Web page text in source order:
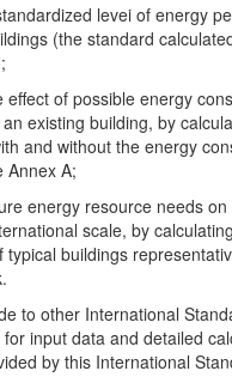
levei of energy
(the standard
effect of possible energy
existing building, by
and without the energy
Annex A;
energy resource needs on
scale, by
typical buildings
to other International
input data and detailed
by this International